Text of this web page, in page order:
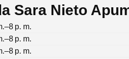
Sara Nieto
p. m.
p. m.
p. m.